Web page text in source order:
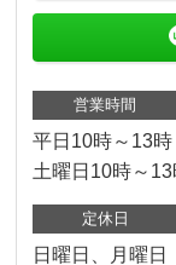
営業時間
平日10時～13
土曜日10時～
定休日
日曜日、月曜日